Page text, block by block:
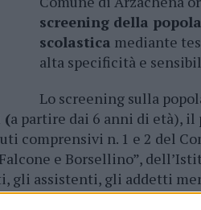
screening della
scolastica mediante
alta specificità e
Lo screening sulla
(a partire dai 6 anni di età), il
comprensivi n. 1 e 2 del
e Borsellino”,
gli assistenti, gli addetti
delle scuole.